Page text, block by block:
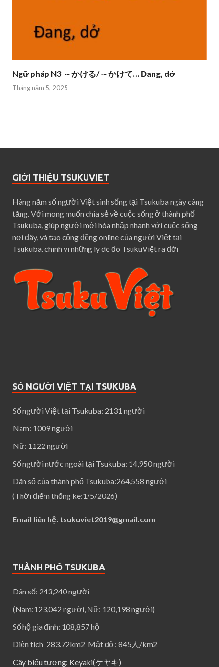
Ngữ pháp N3 ～かける/～かけて… Đang, dở
Tháng năm 5, 2025
GIỚI THIỆU TSUKUVIET
Hàng năm số người Việt sinh sống tại Tsukuba ngày càng
tăng. Với mong muốn chia sẻ về cuộc sống ở thành phố
Tsukuba, giúp người mới hòa nhập nhanh với cuộc sống
nơi đây, và tạo cộng đồng online của người Việt tại
Tsukuba. chính vì những lý do đó TsukuViệt ra đời
SỐ NGƯỜI VIỆT TẠI TSUKUBA
Số người Việt tại Tsukuba: 2131 người
Nam: 1009 người
Nữ: 1122 người
Số người nước ngoài tại Tsukuba: 14,950 người
Dân số của thành phố Tsukuba:264,558 người
(Thời điểm thống kê:1/5/2026)
Email liên hệ: tsukuviet2019@gmail.com
THÀNH PHỐ TSUKUBA
Dân số: 243,240người
(Nam:123,042 người, Nữ: 120,198 người)
Số hộ gia đình: 108,857 hộ
Diện tích: 283.72km2 Mật độ : 845人/km2
Cây biểu tượng: Keyaki(ケヤキ)